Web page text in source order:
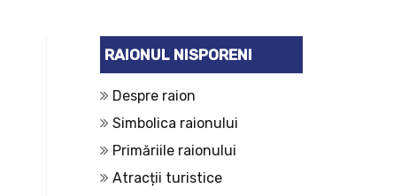
RAIONUL NISPORENI
Despre raion
Simbolica raionului
Primăriile raionului
Atracții turistice